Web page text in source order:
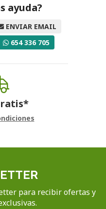
ayuda?
ENVIAR EMAIL
654 336 705
para recibir ofertas y